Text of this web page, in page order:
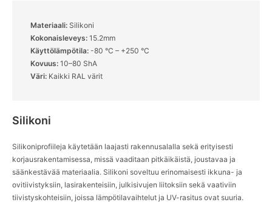
Yhteystiedot
Materiaali: Silikoni
Kokonaisleveys: 15.2mm
Käyttölämpötila: -80 °C – +250 °C
Kovuus: 10–80 ShA
Väri: Kaikki RAL värit
Silikoni
Silikoniprofiileja käytetään laajasti rakennusalalla sekä erityisesti
korjausrakentamisessa, missä vaaditaan pitkäikäistä, joustavaa ja
säänkestävää materiaalia. Silikoni soveltuu erinomaisesti ikkuna- ja
ovitiivistyksiin, lasirakenteisiin, julkisivujen liitoksiin sekä vaativiin
tiivistyskohteisiin, joissa lämpötilavaihtelut ja UV-rasitus ovat suuria.